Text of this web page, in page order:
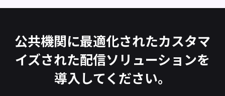
公共機関に最適化されたカスタマ
イズされた配信ソリューションを
導入してください。